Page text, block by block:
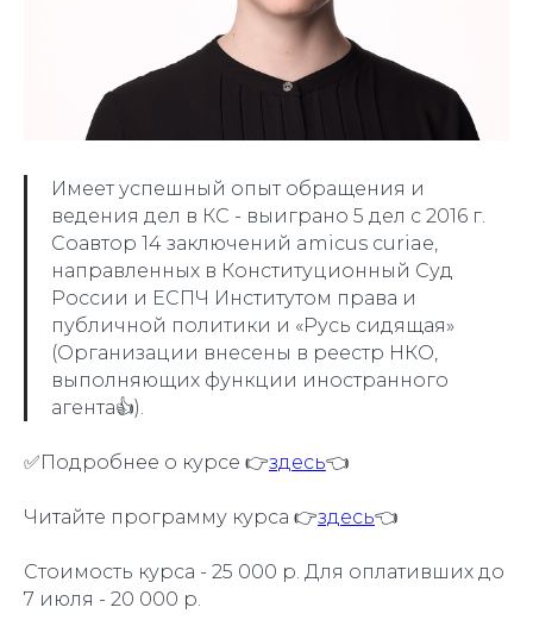
Имеет успешный опыт обращения и
ведения дел в КС - выиграно 5 дел с 2016 г.
Соавтор 14 заключений amicus curiae,
направленных в Конституционный Суд
России и ЕСПЧ Институтом права и
публичной политики и «Русь сидящая»
(Организации внесены в реестр НКО,
выполняющих функции иностранного
агента👍).
✅Подробнее о курсе 👉здесь👈
Читайте программу курса 👉здесь👈
Стоимость курса - 25 000 р. Для оплативших до
7 июля - 20 000 р.